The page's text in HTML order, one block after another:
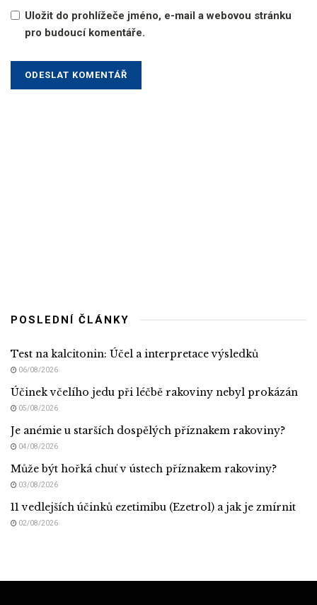
Uložit do prohlížeče jméno, e-mail a webovou stránku
pro budoucí komentáře.
POSLEDNÍ ČLÁNKY
Test na kalcitonin: Účel a interpretace výsledků
06/08/2026
Účinek včelího jedu při léčbě rakoviny nebyl prokázán
05/08/2026
Je anémie u starších dospělých příznakem rakoviny?
04/08/2026
Může být hořká chuť v ústech příznakem rakoviny?
03/08/2026
11 vedlejších účinků ezetimibu (Ezetrol) a jak je zmírnit
02/08/2026